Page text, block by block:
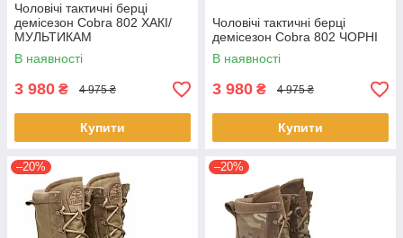
Чоловічі тактичні берці
демісезон Cobra 802 ХАКІ/
МУЛЬТИКАМ
В наявності
3 980 ₴ 4 975 ₴
Купити
Чоловічі тактичні берці
демісезон Cobra 802 ЧОРНІ
В наявності
3 980 ₴ 4 975 ₴
Купити
–20% –20%